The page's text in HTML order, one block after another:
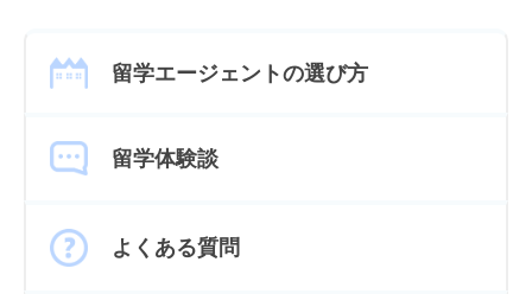
留学エージェントの選び方
留学体験談
よくある質問